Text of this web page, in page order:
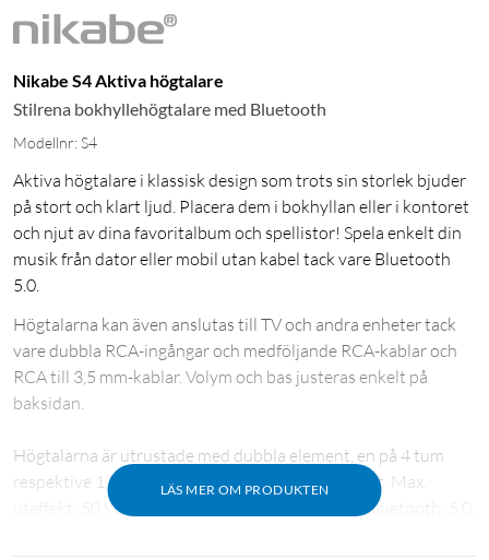
Nikabe S4 Aktiva högtalare
Stilrena bokhyllehögtalare med Bluetooth
Modellnr: S4
Aktiva högtalare i klassisk design som trots sin storlek bjuder
på stort och klart ljud. Placera dem i bokhyllan eller i kontoret
och njut av dina favoritalbum och spellistor! Spela enkelt din
musik från dator eller mobil utan kabel tack vare Bluetooth
5.0.
LÄS MER OM PRODUKTEN
Högtalarna kan även anslutas till TV och andra enheter tack
vare dubbla RCA-ingångar och medföljande RCA-kablar och
RCA till 3,5 mm-kablar. Volym och bas justeras enkelt på
baksidan.
Högtalarna är utrustade med dubbla element, en på 4 tum
respektive 1,25 tum för dedikerad bas och diskant. Max.
uteffekt: 50 W. Frekvensomfång: 30-20000 Hz. Bluetooth: 5.0.